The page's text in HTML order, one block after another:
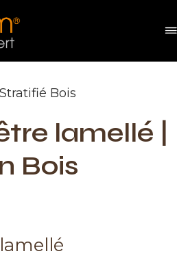
cookies
Stratifié Bois
lamellé |
Bois